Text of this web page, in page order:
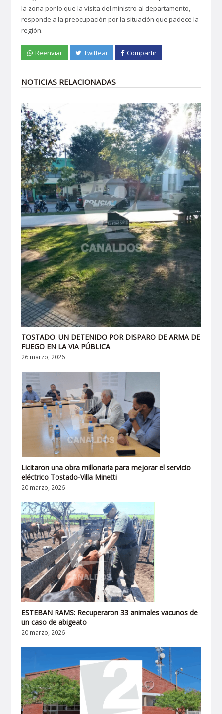
la zona por lo que la visita del ministro al departamento,
responde a la preocupación por la situación que padece la
región.
Reenviar Twittear Compartir
NOTICIAS RELACIONADAS
TOSTADO: UN DETENIDO POR DISPARO DE ARMA DE
FUEGO EN LA VIA PÚBLICA
26 marzo, 2026
Licitaron una obra millonaria para mejorar el servicio
eléctrico Tostado-Villa Minetti
20 marzo, 2026
ESTEBAN RAMS: Recuperaron 33 animales vacunos de
un caso de abigeato
20 marzo, 2026